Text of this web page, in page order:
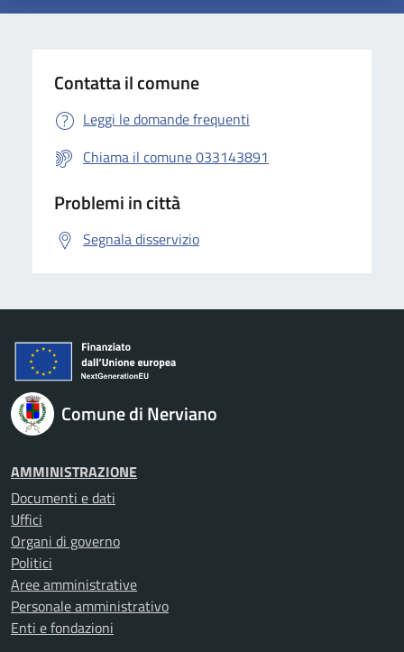
Contatta il comune
Leggi le domande frequenti
Chiama il comune 033143891
Problemi in città
Segnala disservizio
Comune di Nerviano
AMMINISTRAZIONE
Documenti e dati
Uffici
Organi di governo
Politici
Aree amministrative
Personale amministrativo
Enti e fondazioni